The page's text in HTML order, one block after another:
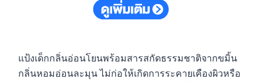
แป้งเด็กกลิ่นอ่อนโยนพร้อมสารสกัดธรรมชาติจากขมิ้น
กลิ่นหอมอ่อนละมุน ไม่ก่อให้เกิดการระคายเคืองผิวหรือ